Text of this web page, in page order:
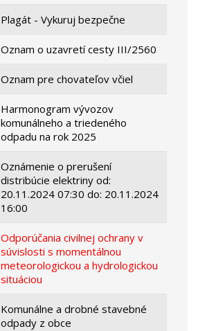
Plagát - Vykuruj bezpečne
Oznam o uzavretí cesty III/2560
Oznam pre chovateľov včiel
Harmonogram vývozov
komunálneho a triedeného
odpadu na rok 2025
Oznámenie o prerušení
distribúcie elektriny od:
20.11.2024 07:30 do: 20.11.2024
16:00
Odporúčania civilnej ochrany v
súvislosti s momentálnou
meteorologickou a hydrologickou
situáciou
Komunálne a drobné stavebné
odpady z obce